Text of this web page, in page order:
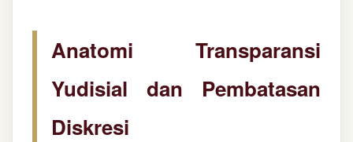
Anatomi Transparansi
Yudisial dan Pembatasan
Diskresi